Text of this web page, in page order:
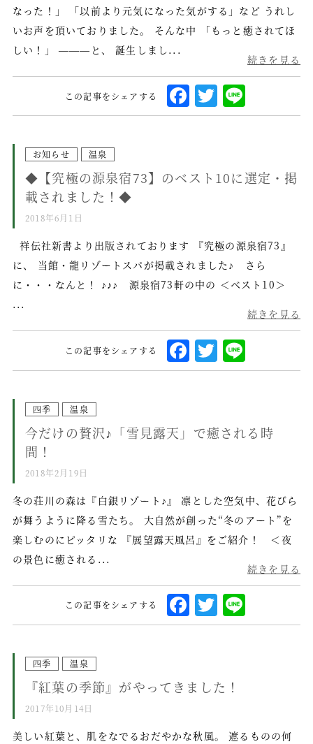
简体中文
なった！」 「以前より元気になった気がする」など うれし
いお声を頂いておりました。 そんな中 「もっと癒されてほ
しい！」 ―――と、 誕生しまし...
続きを見る
この記事をシェアする F
a
b
k
T
w
r
i
e
お知らせ 温泉
◆【究極の源泉宿73】のベスト10に選定・掲
載されました！◆
2018年6月1日
祥伝社新書より出版されております 『究極の源泉宿73』
に、 当館・龍リゾートスパが掲載されました♪ さら
に・・・なんと！ ♪♪♪ 源泉宿73軒の中の ＜ベスト10＞
...
続きを見る
この記事をシェアする F
a
b
k
T
w
r
i
四季 温泉
今だけの贅沢♪「雪見露天」で癒される時
間！
2018年2月19日
冬の荘川の森は『白銀リゾート♪』 凛とした空気中、花びら
が舞うように降る雪たち。 大自然が創った“冬のアート”を
楽しむのにピッタリな 『展望露天風呂』をご紹介！ ＜夜
の景色に癒される...
続きを見る
この記事をシェアする F
a
b
T
w
r
i
四季 温泉
『紅葉の季節』がやってきました！
2017年10月14日
美しい紅葉と、肌をなでるおだやかな秋風。 遮るものの何